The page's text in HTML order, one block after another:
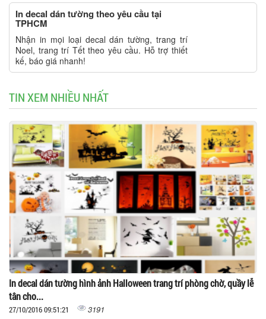
In decal dán tường theo yêu cầu tại
TPHCM
Nhận in mọi loại decal dán tường, trang trí
Noel, trang trí Tết theo yêu cầu. Hỗ trợ thiết
kế, báo giá nhanh!
TIN XEM NHIỀU NHẤT
In decal dán tường hình ảnh Halloween trang trí phòng chờ, quầy lễ
tân cho...
27/10/2016 09:51:21 3191